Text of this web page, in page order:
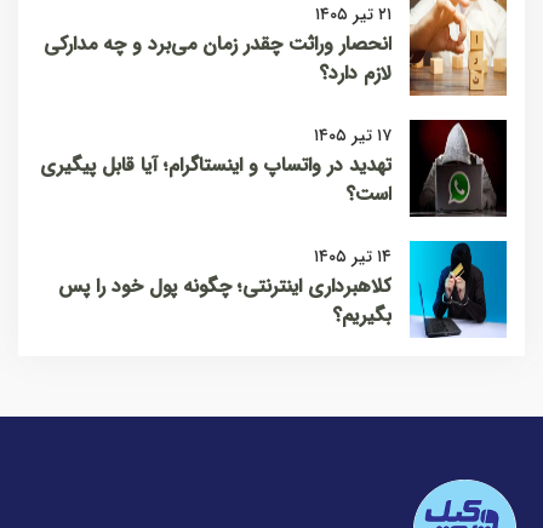
۲۱ تیر ۱۴۰۵
انحصار وراثت چقدر زمان می‌برد و چه مدارکی
لازم دارد؟
۱۷ تیر ۱۴۰۵
تهدید در واتساپ و اینستاگرام؛ آیا قابل پیگیری
است؟
۱۴ تیر ۱۴۰۵
کلاهبرداری اینترنتی؛ چگونه پول خود را پس
بگیریم؟